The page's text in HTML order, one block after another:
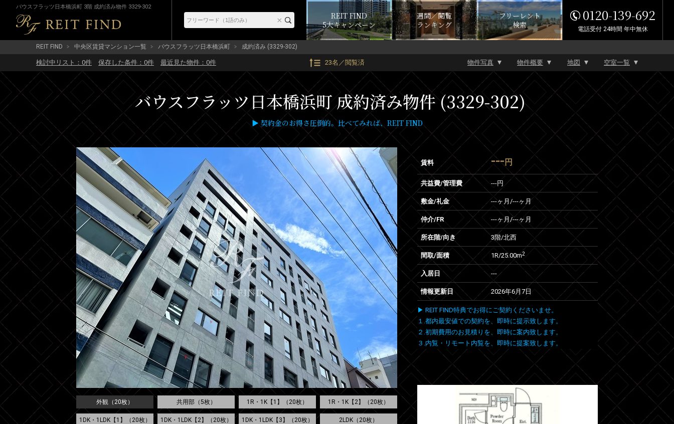
バウスフラッツ日本橋浜町 3階 成約済み物件 3329-302
REIT FIND
5大キャンペーン
週間／閲覧
ランキング
フリーレント
検索
0120-139-692
電話受付 24時間 年中無休
REIT FIND 中央区賃貸マンション一覧 バウスフラッツ日本橋浜町 成約済み (3329-302)
検討中リスト： 0件 保存した条件： 0件 最近見た物件： 0件 23名／閲覧済 物件写真 物件概要 地図 空室一覧
バウスフラッツ日本橋浜町 成約済み物件 (3329-302)
▶ 契約金のお得さ圧倒的。比べてみれば、REIT FIND
外観（20枚） 共用部（5枚） 1R・1K【1】（20枚） 1R・1K【2】（20枚）
1DK・1LDK【1】（20枚） 1DK・1LDK【2】（20枚） 1DK・1LDK【3】（20枚） 2LDK（20枚）
賃料 --- 円
共益費/管理費 ---円
敷金/礼金 ---ヶ月 /---ヶ月
仲介/FR ---ヶ月 /---ヶ月
所在階/向き 3階/北西
間取/面積 1R/25.00m2
入居日 ---
情報更新日 2026年6月7日
▶ REIT FIND特典でお得にご契約くださいませ。
１.都内最安値での契約を、即時に提示致します。
２.初期費用のお見積りを、即時に案内致します。
３.内覧・リモート内覧を、即時に提案致します。